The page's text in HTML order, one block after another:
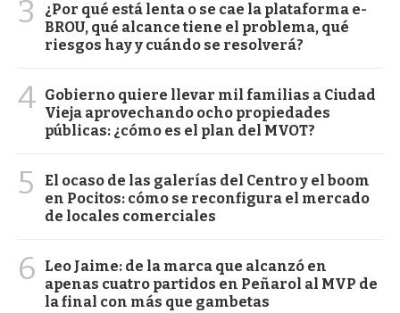
3
¿Por qué está lenta o se cae la plataforma e-
BROU, qué alcance tiene el problema, qué
riesgos hay y cuándo se resolverá?
4 Gobierno quiere llevar mil familias a Ciudad
Vieja aprovechando ocho propiedades
públicas: ¿cómo es el plan del MVOT?
5
El ocaso de las galerías del Centro y el boom
en Pocitos: cómo se reconfigura el mercado
de locales comerciales
6
Leo Jaime: de la marca que alcanzó en
apenas cuatro partidos en Peñarol al MVP de
la final con más que gambetas